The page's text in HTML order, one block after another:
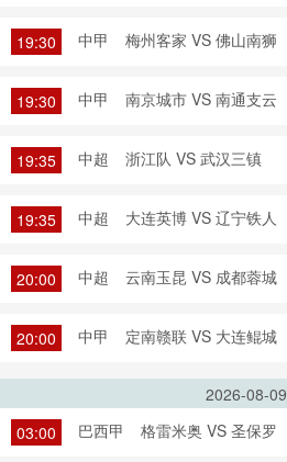
19:30 中甲 梅州客家 VS 佛山南狮
19:30 中甲 南京城市 VS 南通支云
19:35 中超 浙江队 VS 武汉三镇
19:35 中超 大连英博 VS 辽宁铁人
20:00 中超 云南玉昆 VS 成都蓉城
20:00 中甲 定南赣联 VS 大连鲲城
2026-08-09
03:00
巴西甲 格雷米奥 VS 圣保罗